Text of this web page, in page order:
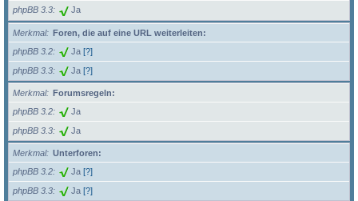
phpBB 3.3 Ja
Merkmal
Foren, die auf eine URL weiterleiten:
phpBB 3.2
Ja [?]
phpBB 3.3 Ja [?]
Merkmal
Forumsregeln:
phpBB 3.2
Ja
phpBB 3.3 Ja
Merkmal
Unterforen:
phpBB 3.2
Ja [?]
phpBB 3.3 Ja [?]